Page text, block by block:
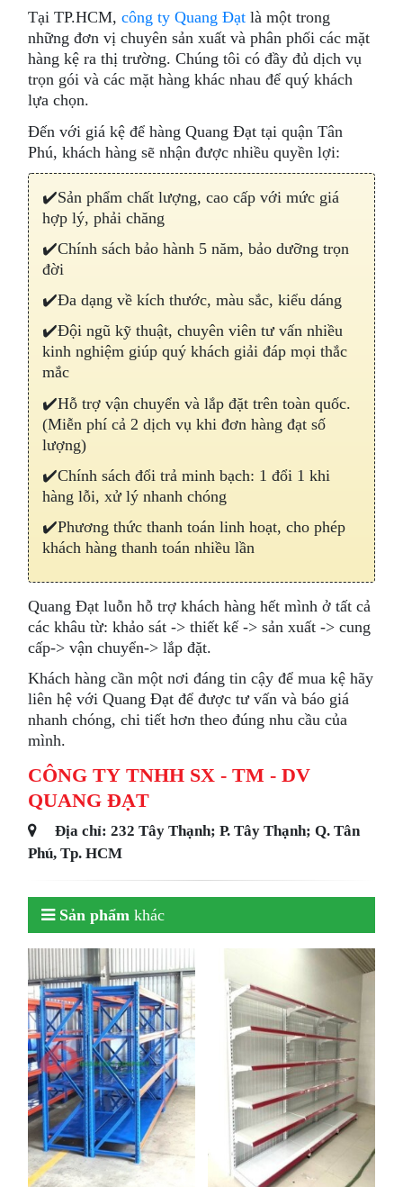
Tại TP.HCM,công ty Quang Đạt là một trong
những đơn vị chuyên sản xuất và phân phối các mặt
hàng kệ ra thị trường. Chúng tôi có đầy đủ dịch vụ
trọn gói và các mặt hàng khác nhau để quý khách
lựa chọn.
Đến với giá kệ để hàng Quang Đạt tại quận Tân
Phú, khách hàng sẽ nhận được nhiều quyền lợi:
✔️Sản phẩm chất lượng, cao cấp với mức giá
hợp lý, phải chăng
✔️Chính sách bảo hành 5 năm, bảo dưỡng trọn
đời
✔️Đa dạng về kích thước, màu sắc, kiểu dáng
✔️Đội ngũ kỹ thuật, chuyên viên tư vấn nhiều
kinh nghiệm giúp quý khách giải đáp mọi thắc
mắc
✔️Hỗ trợ vận chuyển và lắp đặt trên toàn quốc.
(Miễn phí cả 2 dịch vụ khi đơn hàng đạt số
lượng)
✔️Chính sách đổi trả minh bạch: 1 đổi 1 khi
hàng lỗi, xử lý nhanh chóng
✔️Phương thức thanh toán linh hoạt, cho phép
khách hàng thanh toán nhiều lần
Quang Đạt luỗn hỗ trợ khách hàng hết mình ở tất cả
các khâu từ: khảo sát -> thiết kế -> sản xuất -> cung
cấp-> vận chuyển-> lắp đặt.
Khách hàng cần một nơi đáng tin cậy để mua kệ hãy
liên hệ với Quang Đạt để được tư vấn và báo giá
nhanh chóng, chi tiết hơn theo đúng nhu cầu của
mình.
CÔNG TY TNHH SX - TM - DV
QUANG ĐẠT
Địa chỉ: 232 Tây Thạnh; P. Tây Thạnh; Q. Tân
Phú, Tp. HCM
Sản phẩm khác